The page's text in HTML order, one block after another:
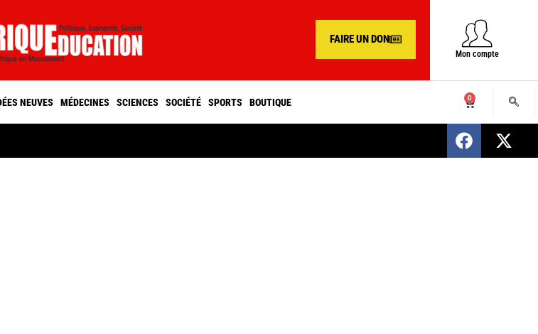
FAIRE UN DON
Mon compte
NEUVES MÉDECINES SCIENCES SOCIÉTÉ SPORTS BOUTIQUE 0
SENEGAL : Nomination d’un nouveau